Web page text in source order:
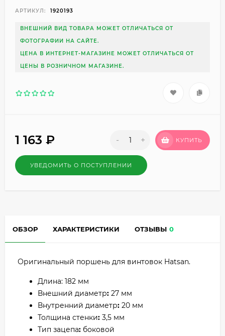
АРТИКУЛ: 1920193
ВНЕШНИЙ ВИД ТОВАРА МОЖЕТ ОТЛИЧАТЬСЯ ОТ
ФОТОГРАФИИ НА САЙТЕ.
ЦЕНА В ИНТЕРНЕТ-МАГАЗИНЕ МОЖЕТ ОТЛИЧАТЬСЯ ОТ
ЦЕНЫ В РОЗНИЧНОМ МАГАЗИНЕ.
1 163 ₽ - + КУПИТЬ
УВЕДОМИТЬ О ПОСТУПЛЕНИИ
ОБЗОР ХАРАКТЕРИСТИКИ ОТЗЫВЫ 0
Оригинальный поршень для винтовок Hatsan.
Длина: 182 мм
Внешний диаметр: 27 мм
Внутренний диаметр: 20 мм
Толщина стенки: 3,5 мм
Тип зацепа: боковой